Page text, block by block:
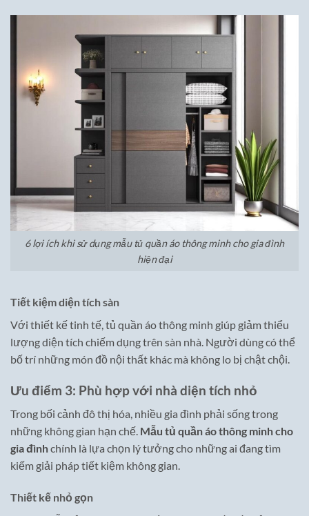
6 lợi ích khi sử dụng mẫu tủ quần áo thông minh cho gia đình
hiện đại
Tiết kiệm diện tích sàn
Với thiết kế tinh tế, tủ quần áo thông minh giúp giảm thiểu
lượng diện tích chiếm dụng trên sàn nhà. Người dùng có thể
bố trí những món đồ nội thất khác mà không lo bị chật chội.
Ưu điểm 3: Phù hợp với nhà diện tích nhỏ
Trong bối cảnh đô thị hóa, nhiều gia đình phải sống trong
những không gian hạn chế. Mẫu tủ quần áo thông minh cho
gia đìnhchính là lựa chọn lý tưởng cho những ai đang tìm
kiếm giải pháp tiết kiệm không gian.
Thiết kế nhỏ gọn